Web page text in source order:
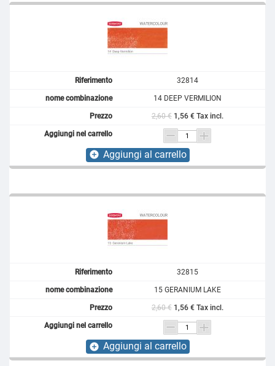
32814
14 DEEP VERMILION
2,60 € 1,56 € Tax incl.
add_circle Aggiungi al carrello
32815
15 GERANIUM LAKE
2,60 € 1,56 € Tax incl.
add_circle Aggiungi al carrello